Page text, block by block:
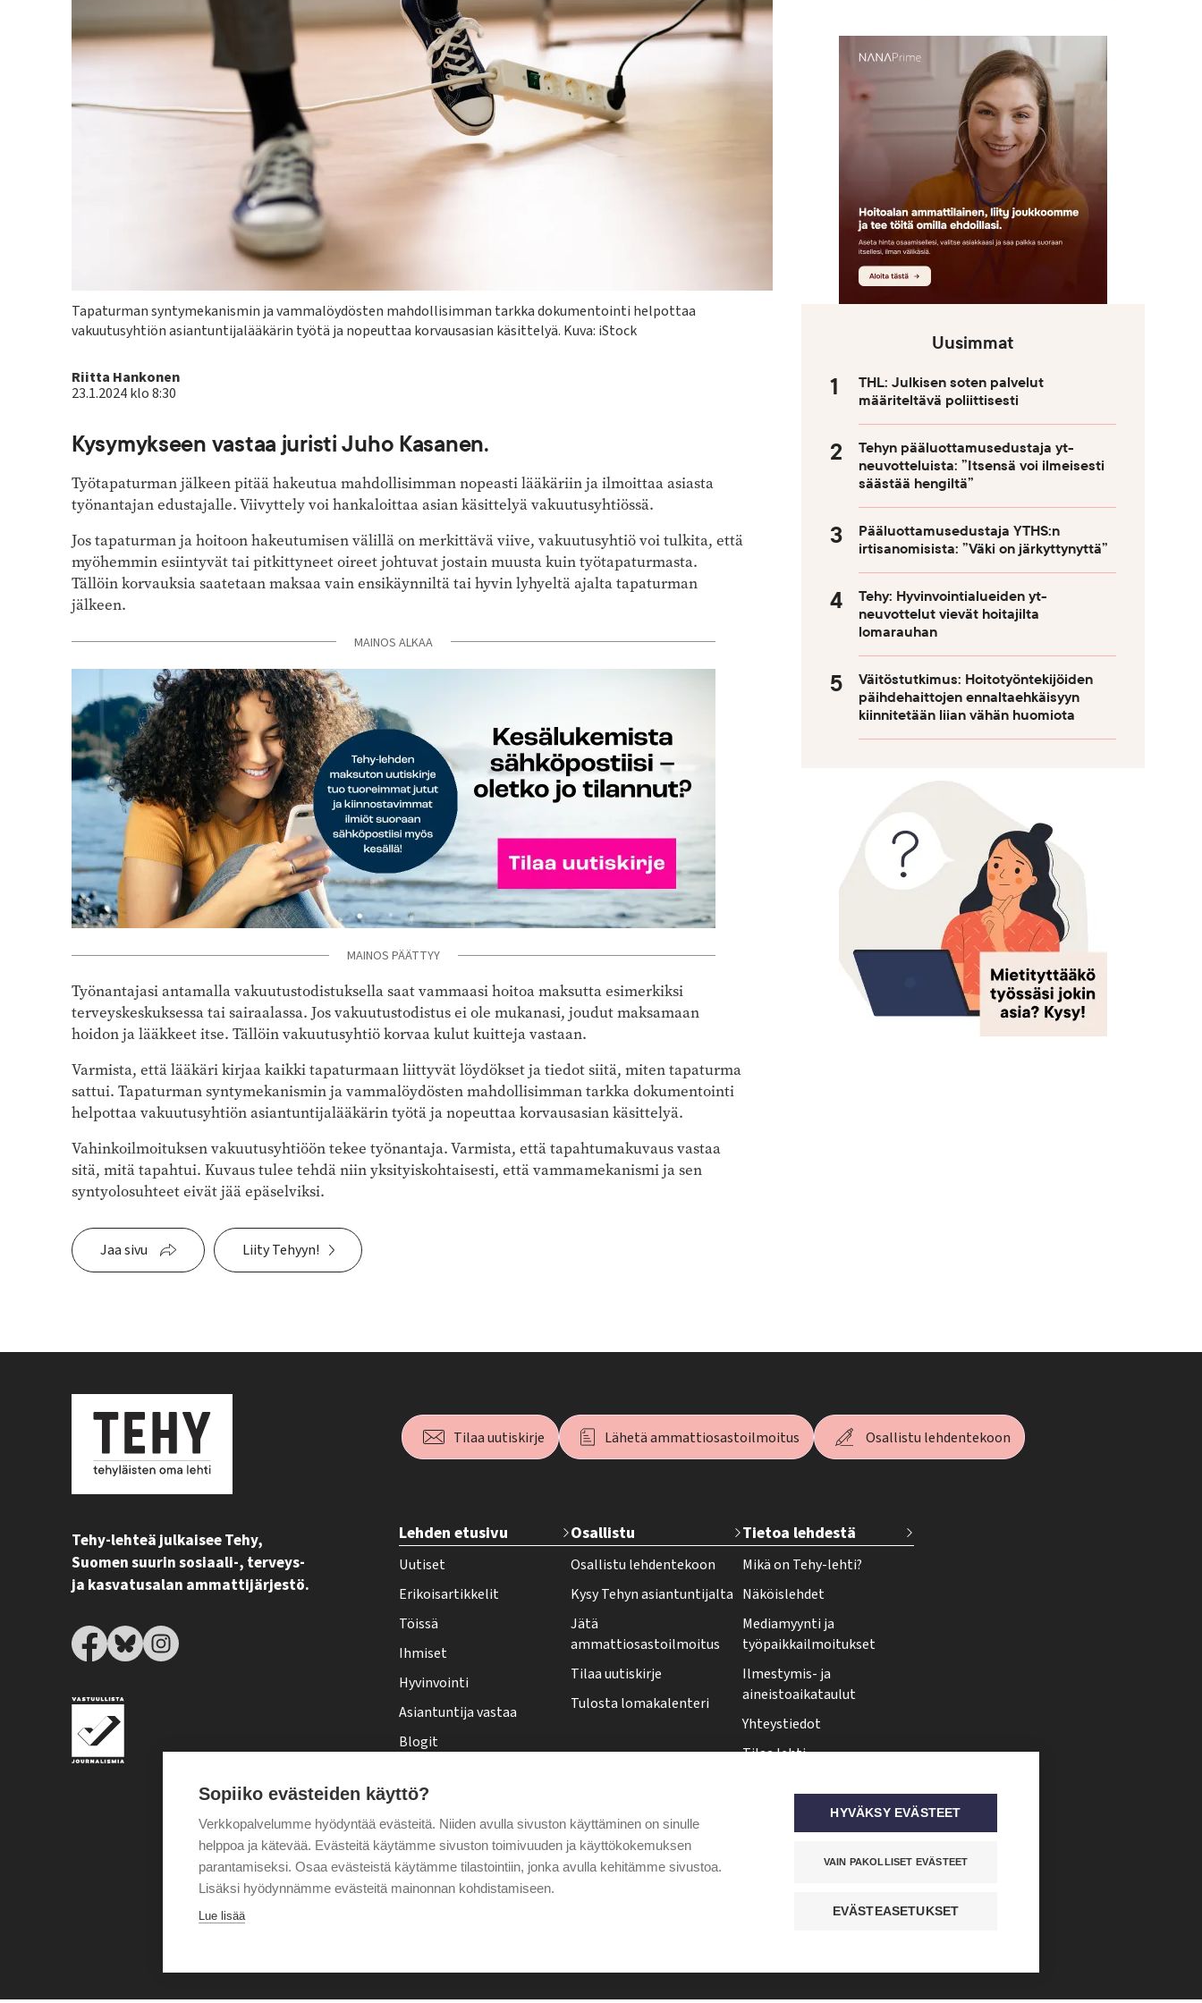
Kuvateksti
Tapaturman syntymekanismin ja vammalöydösten mahdollisimman tarkka dokumentointi helpottaa
vakuutusyhtiön asiantuntijalääkärin työtä ja nopeuttaa korvausasian käsittelyä. Kuva: iStock
Kirjoittaja
Riitta Hankonen
23.1.2024 klo 8:30
Kysymykseen vastaa juristi Juho Kasanen.
Työtapaturman jälkeen pitää hakeutua mahdollisimman nopeasti lääkäriin ja ilmoittaa asiasta
työnantajan edustajalle. Viivyttely voi hankaloittaa asian käsittelyä vakuutusyhtiössä.
Jos tapaturman ja hoitoon hakeutumisen välillä on merkittävä viive, vakuutusyhtiö voi tulkita, että
myöhemmin esiintyvät tai pitkittyneet oireet johtuvat jostain muusta kuin työtapaturmasta.
Tällöin korvauksia saatetaan maksaa vain ensikäynniltä tai hyvin lyhyeltä ajalta tapaturman
jälkeen.
MAINOS ALKAA
MAINOS PÄÄTTYY
Työnantajasi antamalla vakuutustodistuksella saat vammaasi hoitoa maksutta esimerkiksi
terveyskeskuksessa tai sairaalassa. Jos vakuutustodistus ei ole mukanasi, joudut maksamaan
hoidon ja lääkkeet itse. Tällöin vakuutusyhtiö korvaa kulut kuitteja vastaan.
Varmista, että lääkäri kirjaa kaikki tapaturmaan liittyvät löydökset ja tiedot siitä, miten tapaturma
sattui. Tapaturman syntymekanismin ja vammalöydösten mahdollisimman tarkka dokumentointi
helpottaa vakuutusyhtiön asiantuntijalääkärin työtä ja nopeuttaa korvausasian käsittelyä.
Vahinkoilmoituksen vakuutusyhtiöön tekee työnantaja. Varmista, että tapahtumakuvaus vastaa
sitä, mitä tapahtui. Kuvaus tulee tehdä niin yksityiskohtaisesti, että vammamekanismi ja sen
syntyolosuhteet eivät jää epäselviksi.
Jaa sivu Liity Tehyyn!
Uusimmat
THL: Julkisen soten palvelut
määriteltävä poliittisesti
Tehyn pääluottamusedustaja yt-
neuvotteluista: ”Itsensä voi ilmeisesti
säästää hengiltä”
Pääluottamusedustaja YTHS:n
irtisanomisista: ”Väki on järkyttynyttä”
Tehy: Hyvinvointialueiden yt-
neuvottelut vievät hoitajilta
lomarauhan
Väitöstutkimus: Hoitotyöntekijöiden
päihdehaittojen ennaltaehkäisyyn
kiinnitetään liian vähän huomiota
Tehy-lehteä julkaisee Tehy,
Suomen suurin sosiaali-, terveys-
ja kasvatusalan ammattijärjestö.
Tilaa uutiskirje Lähetä ammattiosastoilmoitus Osallistu lehdentekoon
e
h
y
-
l
e
h
t
f
o
o
t
Lehden etusivu
Uutiset
Erikoisartikkelit
Töissä
Ihmiset
Hyvinvointi
Asiantuntija vastaa
Blogit
Pääkirjoitus
Puheenjohtajalta
Osallistu
Osallistu lehdentekoon
Kysy Tehyn asiantuntijalta
Jätä
ammattiosastoilmoitus
Tilaa uutiskirje
Tulosta lomakalenteri
Tietoa lehdestä
Mikä on Tehy-lehti?
Näköislehdet
Mediamyynti ja
työpaikkailmoitukset
Ilmestymis- ja
aineistoaikataulut
Yhteystiedot
Tilaa lehti
Tehy-lehti somessa
Sopiiko evästeiden käyttö?
Verkkopalvelumme hyödyntää evästeitä. Niiden avulla sivuston käyttäminen on sinulle
helppoa ja kätevää. Evästeitä käytämme sivuston toimivuuden ja käyttökokemuksen
parantamiseksi. Osaa evästeistä käytämme tilastointiin, jonka avulla kehitämme sivustoa.
Lisäksi hyödynnämme evästeitä mainonnan kohdistamiseen.
Lue lisää
HYVÄKSY EVÄSTEET
VAIN PAKOLLISET EVÄSTEET
EVÄSTEASETUKSET